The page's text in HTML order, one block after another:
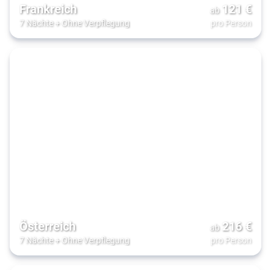
Frankreich
7 Nächte+ Ohne Verpflegung
ab 121 €
pro Person
Österreich
7 Nächte+ Ohne Verpflegung
ab 216€
pro Person